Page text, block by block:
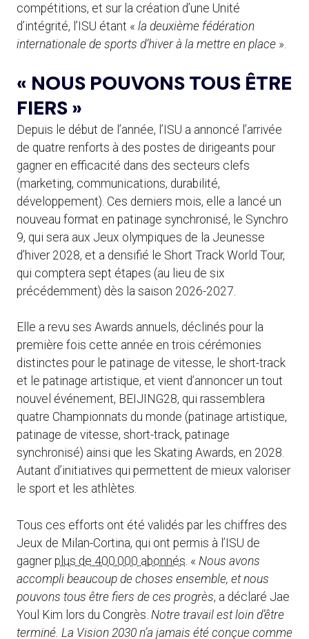
compétitions, et sur la création d’une Unité
d’intégrité, l’ISU étant « la deuxième fédération
internationale de sports d’hiver à la mettre en place ».
« NOUS POUVONS TOUS ÊTRE
FIERS »
Depuis le début de l’année, l’ISU a annoncé l’arrivée
de quatre renforts à des postes de dirigeants pour
gagner en efficacité dans des secteurs clefs
(marketing, communications, durabilité,
développement). Ces derniers mois, elle a lancé un
nouveau format en patinage synchronisé, le Synchro
9, qui sera aux Jeux olympiques de la Jeunesse
d’hiver 2028, et a densifié le Short Track World Tour,
qui comptera sept étapes (au lieu de six
précédemment) dès la saison 2026-2027.
Elle a revu ses Awards annuels, déclinés pour la
première fois cette année en trois cérémonies
distinctes pour le patinage de vitesse, le short-track
et le patinage artistique, et vient d’annoncer un tout
nouvel événement, BEIJING28, qui rassemblera
quatre Championnats du monde (patinage artistique,
patinage de vitesse, short-track, patinage
synchronisé) ainsi que les Skating Awards, en 2028.
Autant d’initiatives qui permettent de mieux valoriser
le sport et les athlètes.
Tous ces efforts ont été validés par les chiffres des
Jeux de Milan-Cortina, qui ont permis à l’ISU de
gagnerplus de 400.000 abonnés . « Nous avons
accompli beaucoup de choses ensemble, et nous
pouvons tous être fiers de ces progrès, a déclaré Jae
Youl Kim lors du Congrès. Notre travail est loin d’être
terminé. La Vision 2030 n’a jamais été conçue comme